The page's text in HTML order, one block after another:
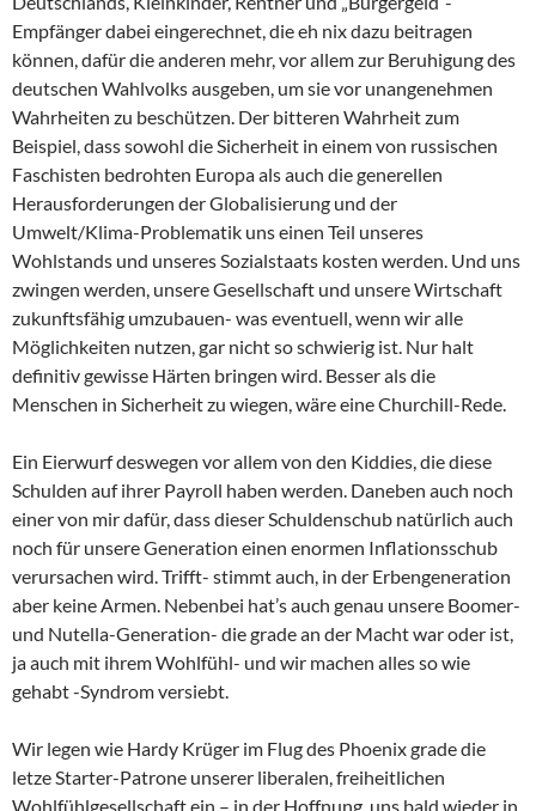
Empfänger dabei eingerechnet, die eh nix dazu beitragen
können, dafür die anderen mehr, vor allem zur Beruhigung des
deutschen Wahlvolks ausgeben, um sie vor unangenehmen
Wahrheiten zu beschützen. Der bitteren Wahrheit zum
Beispiel, dass sowohl die Sicherheit in einem von russischen
Faschisten bedrohten Europa als auch die generellen
Herausforderungen der Globalisierung und der
Umwelt/Klima-Problematik uns einen Teil unseres
Wohlstands und unseres Sozialstaats kosten werden. Und uns
zwingen werden, unsere Gesellschaft und unsere Wirtschaft
zukunftsfähig umzubauen- was eventuell, wenn wir alle
Möglichkeiten nutzen, gar nicht so schwierig ist. Nur halt
definitiv gewisse Härten bringen wird. Besser als die
Menschen in Sicherheit zu wiegen, wäre eine Churchill-Rede.
Ein Eierwurf deswegen vor allem von den Kiddies, die diese
Schulden auf ihrer Payroll haben werden. Daneben auch noch
einer von mir dafür, dass dieser Schuldenschub natürlich auch
noch für unsere Generation einen enormen Inflationsschub
verursachen wird. Trifft- stimmt auch, in der Erbengeneration
aber keine Armen. Nebenbei hat’s auch genau unsere Boomer-
und Nutella-Generation- die grade an der Macht war oder ist,
ja auch mit ihrem Wohlfühl- und wir machen alles so wie
gehabt -Syndrom versiebt.
Wir legen wie Hardy Krüger im Flug des Phoenix grade die
letze Starter-Patrone unserer liberalen, freiheitlichen
Wohlfühlgesellschaft ein – in der Hoffnung, uns bald wieder in